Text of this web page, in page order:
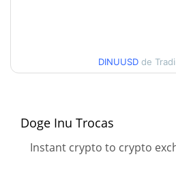
Máxima de todos os
tempos
DINUUSD de
Doge Inu Trocas
Instant crypto to crypto